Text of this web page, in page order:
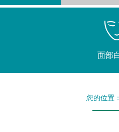
面部
您的位置：